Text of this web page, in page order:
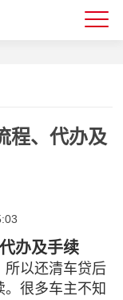
程、代办及
办及手续
所以还清车贷后
很多车主不知